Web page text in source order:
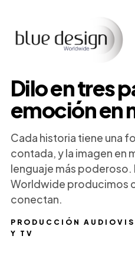
PRODUCCIÓN
Y TV
Dilo en tres
emoción en
Cada historia tiene una
contada, y la imagen en
lenguaje más poderoso.
Worldwide producimos
conectan.